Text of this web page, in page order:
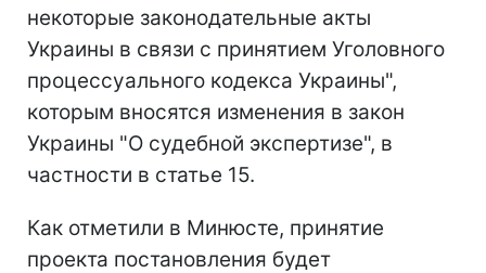
некоторые законодательные акты
Украины в связи с принятием Уголовного
процессуального кодекса Украины",
которым вносятся изменения в закон
Украины "О судебной экспертизе", в
частности в статье 15.
Как отметили в Минюсте, принятие
проекта постановления будет